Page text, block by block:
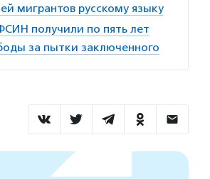
мигрантов русскому языку
получили по пять лет
за пытки заключенного